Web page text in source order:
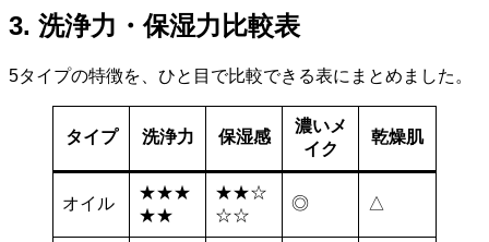
3. 洗浄力・保湿力比較表
5タイプの特徴を、ひと目で比較できる表にまとめました。
タイプ 洗浄力 保湿感
濃いメ
イク
乾燥肌
オイル
★★★
★★
★★☆
☆☆
◎ △